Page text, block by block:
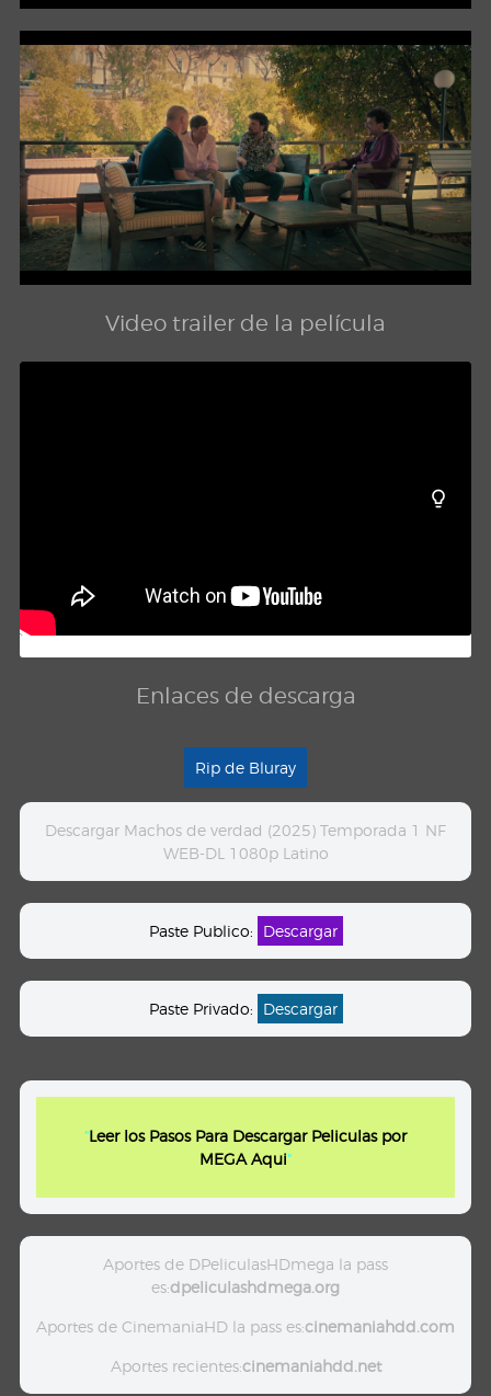
Video trailer de la película
Enlaces de descarga
Rip de Bluray
Descargar Machos de verdad (2025) Temporada 1 NF
WEB-DL 1080p Latino
Paste Publico: Descargar
Paste Privado: Descargar
"Leer los Pasos Para Descargar Peliculas por
MEGA Aqui"
Aportes de DPeliculasHDmega la pass
es:dpeliculashdmega.org
Aportes de CinemaniaHD la pass es:cinemaniahdd.com
Aportes recientes:cinemaniahdd.net